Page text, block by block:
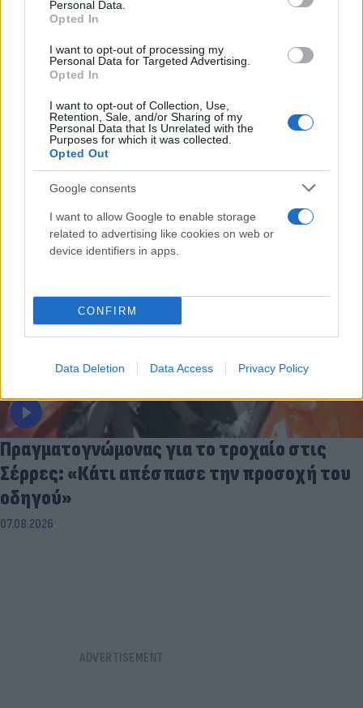
Personal Data.
Opted In
I want to opt-out of processing my
Personal Data for Targeted Advertising.
Opted In
I want to opt-out of Collection, Use,
Retention, Sale, and/or Sharing of my
Personal Data that Is Unrelated with the
Purposes for which it was collected.
Opted Out
Google consents
I want to allow Google to enable storage
related to advertising like cookies on web or
device identifiers in apps.
CONFIRM
Data Deletion Data Access Privacy Policy
FLASH FOCUS
Πραγματογνώμονας για το τροχαίο στις
Σέρρες: «Κάτι απέσπασε την προσοχή του
οδηγού»
07.08.2026